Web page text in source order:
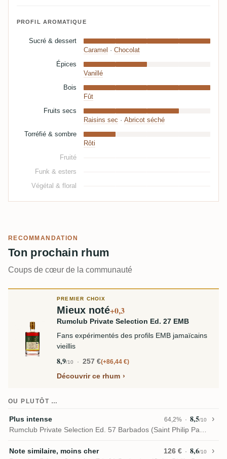
PROFIL AROMATIQUE
Sucré & dessert
Caramel · Chocolat
Épices
Vanillé
Bois
Fût
Fruits secs
Raisins sec · Abricot séché
Torréfié & sombre
Rôti
Fruité
Funk & esters
Végétal & floral
RECOMMANDATION
Ton prochain rhum
Coups de cœur de la communauté
PREMIER CHOIX
Mieux noté+0,3
Rumclub Private Selection Ed. 27 EMB
Fans expérimentés des profils EMB jamaïcains
vieillis
8,9/10 257 € +86,44 €
Découvrir ce rhum
OU PLUTÔT …
Plus intense 64,2% 8,5/10
Note similaire, moins cher 126 € 8,6/10